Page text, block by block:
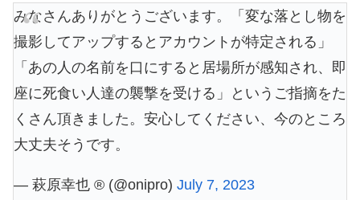
みなさんありがとうございます。「変な落とし物を
撮影してアップするとアカウントが特定される」
「あの人の名前を口にすると居場所が感知され、即
座に死食い人達の襲撃を受ける」というご指摘をた
くさん頂きました。安心してください、今のところ
大丈夫そうです。
— 萩原幸也 ®️ (@onipro) July 7, 2023